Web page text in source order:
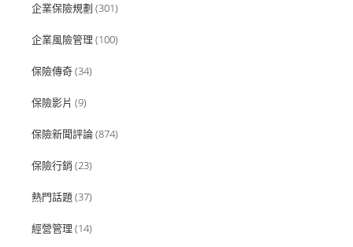
企業保險規劃 (301)
企業風險管理 (100)
保險傳奇(34)
保險影片 (9)
保險新聞評論(874)
保險行銷 (23)
熱門話題(37)
經營管理 (14)